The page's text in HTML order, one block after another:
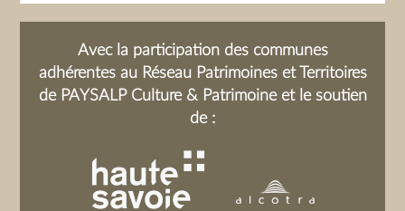
Avec la participation des communes
adhérentes au Réseau Patrimoines et Territoires
de PAYSALP Culture & Patrimoine et le soutien
de :